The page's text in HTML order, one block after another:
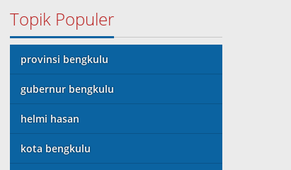
Topik Populer
provinsi bengkulu
gubernur bengkulu
helmi hasan
kota bengkulu